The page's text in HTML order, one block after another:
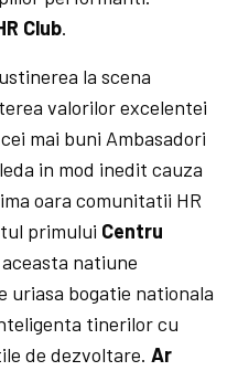
Club.
la scena
valorilor excelentei
mai buni Ambasadori
in mod inedit cauza
oara comunitatii HR
primului Centru
natiune
uriasa bogatie nationala
tinerilor cu
de dezvoltare.Ar